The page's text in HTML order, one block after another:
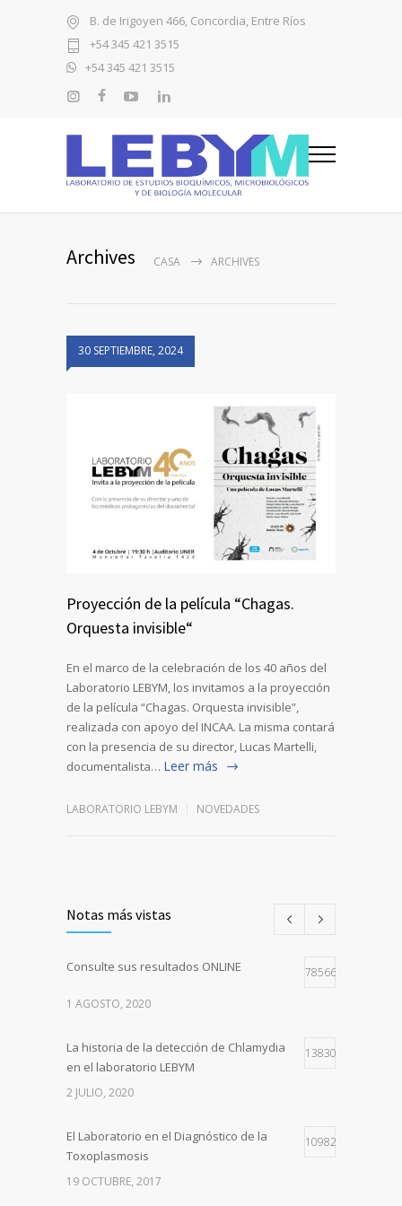
B. de Irigoyen 466, Concordia, Entre Ríos
+54 345 421 3515
+54 345 421 3515
Archives CASA ARCHIVES
30 SEPTIEMBRE, 2024
Proyección de la película “Chagas.
Orquesta invisible“
En el marco de la celebración de los 40 años del
Laboratorio LEBYM, los invitamos a la proyección
de la película “Chagas. Orquesta invisible”,
realizada con apoyo del INCAA. La misma contará
con la presencia de su director, Lucas Martelli,
documentalista… Leer más
LABORATORIO LEBYM NOVEDADES
Notas más vistas
Consulte sus resultados ONLINE 78566
1 AGOSTO, 2020
La historia de la detección de Chlamydia
en el laboratorio LEBYM
13830
2 JULIO, 2020
El Laboratorio en el Diagnóstico de la
Toxoplasmosis
10982
19 OCTUBRE, 2017